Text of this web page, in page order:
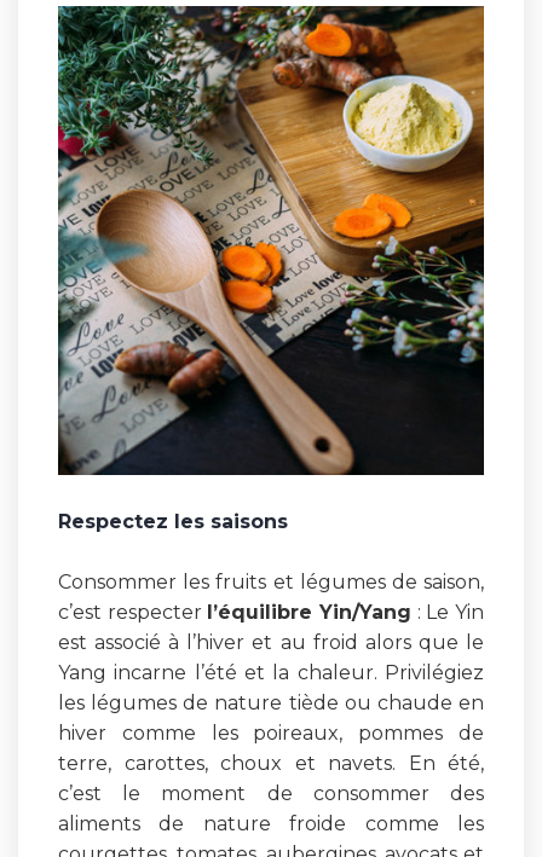
Respectez les saisons
Consommer les fruits et légumes de saison,
c’est respecter l’équilibre Yin/Yang : Le Yin
est associé à l’hiver et au froid alors que le
Yang incarne l’été et la chaleur. Privilégiez
les légumes de nature tiède ou chaude en
hiver comme les poireaux, pommes de
terre, carottes, choux et navets. En été,
c’est le moment de consommer des
aliments de nature froide comme les